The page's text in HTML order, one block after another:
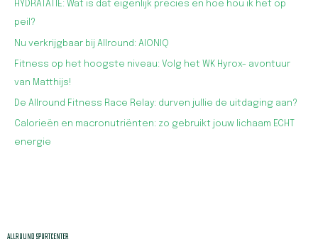
HYDRATATIE: Wat is dat eigenlijk precies en hoe hou ik het op
peil?
Nu verkrijgbaar bij Allround: AIONIQ
Fitness op het hoogste niveau: Volg het WK Hyrox- avontuur
van Matthijs!
De Allround Fitness Race Relay: durven jullie de uitdaging aan?
Calorieën en macronutriënten: zo gebruikt jouw lichaam ECHT
energie
ALLROUND SPORTCENTER